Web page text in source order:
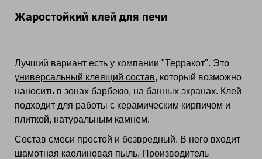
Жаростойкий клей для печи
Лучший вариант есть у компании "Терракот". Это
универсальный клеящий состав, который возможно
наносить в зонах барбекю, на банных экранах. Клей
подходит для работы с керамическим кирпичом и
плиткой, натуральным камнем.
Состав смеси простой и безвредный. В него входит
шамотная каолиновая пыль. Производитель